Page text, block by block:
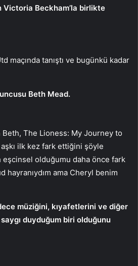
Victoria Beckham’la birlikte
maçında tanıştı ve bugünkü kadar
Beth Mead.
Beth, The Lioness: My Journey to
aşkı ilk kez fark ettiğini şöyle
eşcinsel olduğumu daha önce fark
hayranıydım ama Cheryl benim
müziğini, kıyafetlerini ve diğer
duyduğum biri olduğunu